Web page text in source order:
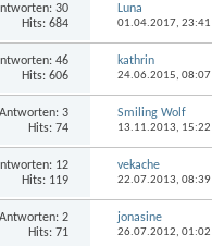
30
Hits: 684
Luna
01.04.2017, 23:41
46
Hits: 606
kathrin
24.06.2015, 08:07
Antworten: 3
Hits: 74
Smiling Wolf
13.11.2013, 15:22
12
Hits: 119
vekache
22.07.2013, 08:39
Antworten: 2
Hits: 71
jonasine
26.07.2012, 01:02